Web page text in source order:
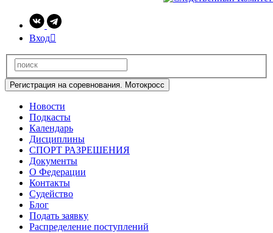
Вход
Регистрация на соревнования. Мотокросс
Новости
Подкасты
Календарь
Дисциплины
СПОРТ РАЗРЕШЕНИЯ
Документы
О Федерации
Контакты
Судейство
Блог
Подать заявку
Распределение поступлений